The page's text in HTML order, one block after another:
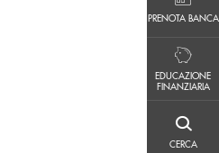
PRENOTA BANCA
EDUCAZIONE
FINANZIARIA
FINANZIARIA
CERCA